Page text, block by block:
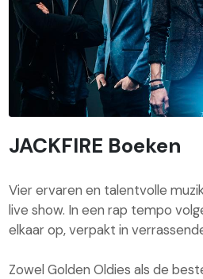
JACKFIRE Boeken
Vier ervaren en talentvolle
live show. In een rap tempo
elkaar op, verpakt in
Zowel Golden Oldies als de